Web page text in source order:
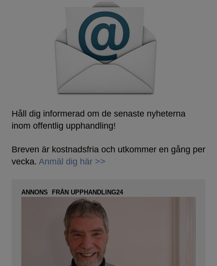
Håll dig informerad om de senaste nyheterna
inom offentlig upphandling!
Breven är kostnadsfria och utkommer en gång per
vecka. Anmäl dig här >>
ANNONS FRÅN UPPHANDLING24